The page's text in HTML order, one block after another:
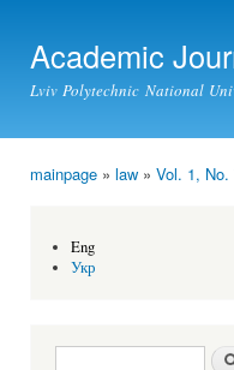
Academic
Lviv Polytechnic National
mainpage » law » Vol. 1, No.
Eng
Укр
Search form